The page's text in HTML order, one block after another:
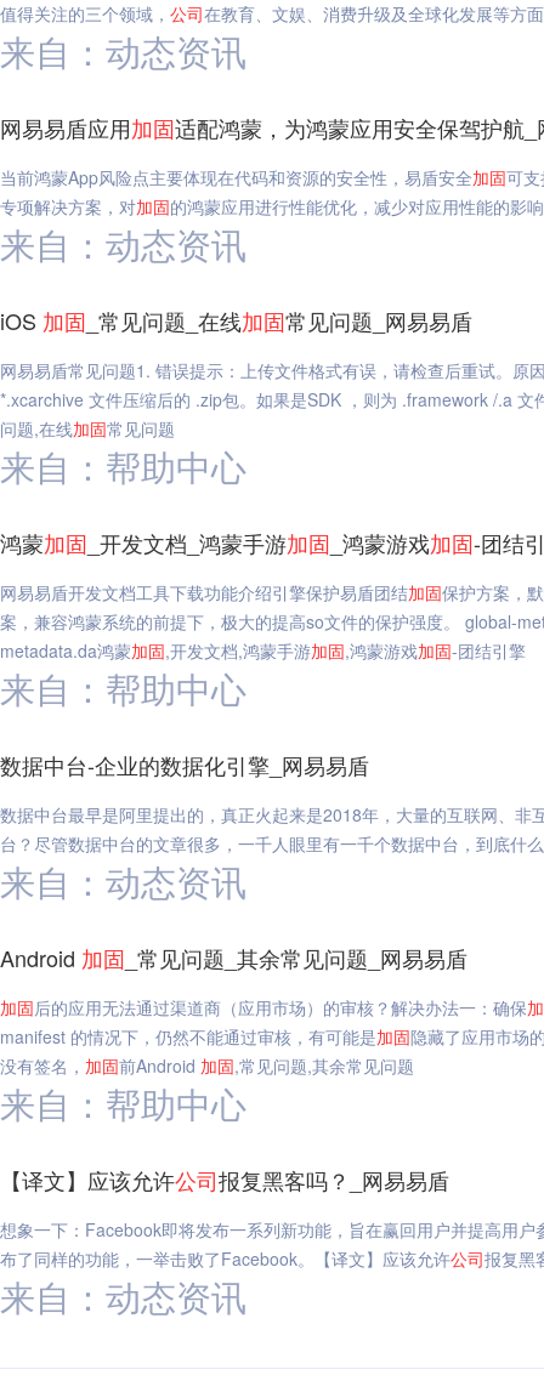
值得关注的三个领域， 公司在教育、文娱、消费升级及全球化发展等方
来自：动态资讯
网易易盾应用加固适配鸿蒙，为鸿蒙应用安全保驾护航
当前鸿蒙App风险点主要体现在代码和资源的安全性，易盾安全加固可
专项解决方案，对加固的鸿蒙应用进行性能优化，减少对应用性能的影
来自：动态资讯
iOS 加固 _常见问题_在线加固常见问题_网易易盾
网易易盾常见问题1. 错误提示：上传文件格式有误，请检查后重试。
*.xcarchive 文件压缩后的 .zip包。如果是SDK ，则为 .framework /.a
问题,在线加固常见问题
来自：帮助中心
鸿蒙加固 _开发文档_鸿蒙手游加固 _鸿蒙游戏加固-团结
网易易盾开发文档工具下载功能介绍引擎保护易盾团结加固保护方案，
案，兼容鸿蒙系统的前提下，极大的提高so文件的保护强度。 global-
metadata.da鸿蒙加固,开发文档,鸿蒙手游加固,鸿蒙游戏加固-团结引擎
来自：帮助中心
数据中台-企业的数据化引擎_网易易盾
数据中台最早是阿里提出的，真正火起来是2018年，大量的互联网、非
台？尽管数据中台的文章很多，一千人眼里有一千个数据中台，到底什
来自：动态资讯
Android 加固 _常见问题_其余常见问题_网易易盾
加固后的应用无法通过渠道商（应用市场）的审核？解决办法一：确保
manifest 的情况下，仍然不能通过审核，有可能是加固隐藏了应用市场
没有签名， 加固前Android 加固,常见问题,其余常见问题
来自：帮助中心
【译文】应该允许公司报复黑客吗？_网易易盾
想象一下：Facebook即将发布一系列新功能，旨在赢回用户并提高用
布了同样的功能，一举击败了Facebook。【译文】应该允许公司报复黑
来自：动态资讯